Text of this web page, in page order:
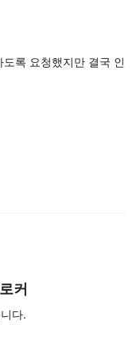
비스입니다. 이 시장
터 이익을 얻을 수 있는
유하지 않고 다양한 금
수단입니다. 이 유연
이익을 얻을 수 있도록
Sky-Markets의 제공 대
적 가치와 역사적 의미
있도록 해주어 트레
에 참여할 수 있게 합
있으며 지정학적 사
트레이더들에게 흥미
록 요청했지만 결국 인
커
다.